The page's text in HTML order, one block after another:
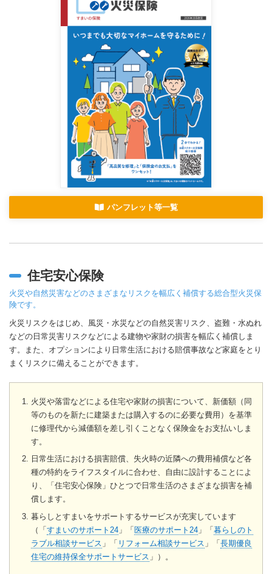
パンフレット等一覧
住宅安心保険
火災や自然災害などのさまざまなリスクを幅広く補償する総合型火災保
険です。
火災リスクをはじめ、風災・水災などの自然災害リスク、盗難・水ぬれ
などの日常災害リスクなどによる建物や家財の損害を幅広く補償しま
す。また、オプションにより日常生活における賠償事故など家庭をとり
まくリスクに備えることができます。
火災や落雷などによる住宅や家財の損害について、新価額（同
等のものを新たに建築または購入するのに必要な費用）を基準
に修理代から減価額を差し引くことなく保険金をお支払いしま
す。
日常生活における損害賠償、失火時の近隣への費用補償など各
種の特約をライフスタイルに合わせ、自由に設計することによ
り、「住宅安心保険」ひとつで日常生活のさまざまな損害を補
償します。
暮らしとすまいをサポートするサービスが充実しています
（「 すまいのサポート24」「 医療のサポート24」「 暮らしのト
ラブル相談サービス 」「 リフォーム相談サービス 」「 長期優良
住宅の維持保全サポートサービス 」）。